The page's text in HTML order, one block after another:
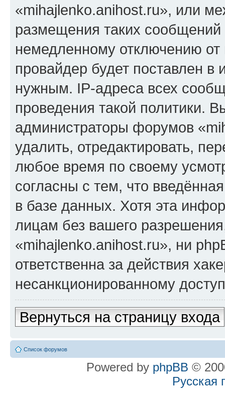
«mihajlenko.anihost.ru», или
размещения таких
немедленному отключению
провайдер будет поставлен в
нужным. IP-адреса всех
проведения такой политики.
администраторы форумов
удалить, отредактировать,
любое время по своему
согласны с тем, что
в базе данных. Хотя эта
лицам без вашего
«mihajlenko.anihost.ru», ни
ответственна за действия
несанкционированному
Вернуться на страницу входа
Список форумов
Powered by phpBB ©
Русская